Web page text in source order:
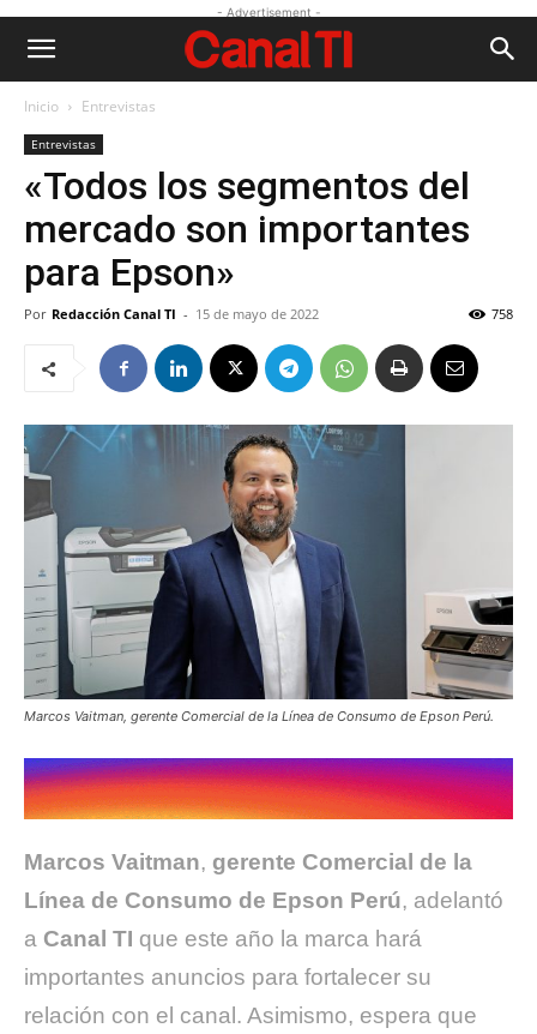
- Advertisement -
Inicio Entrevistas
Entrevistas
«Todos los segmentos del
mercado son importantes
para Epson»
Por Redacción Canal TI - 15 de mayo de 2022 758
Marcos Vaitman, gerente Comercial de la Línea de Consumo de Epson Perú.
Marcos Vaitman, gerente Comercial de la
Línea de Consumo de Epson Perú, adelantó
a Canal TI que este año la marca hará
importantes anuncios para fortalecer su
relación con el canal. Asimismo, espera que